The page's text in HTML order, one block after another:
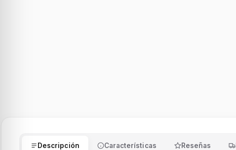
Descripción Características Reseñas